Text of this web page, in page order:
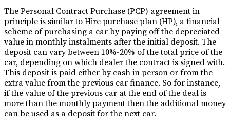
The Personal Contract Purchase (PCP) agreement in
principle is similar to Hire purchase plan (HP), a financial
scheme of purchasing a car by paying off the depreciated
value in monthly instalments after the initial deposit. The
deposit can vary between 10%-20% of the total price of the
car, depending on which dealer the contract is signed with.
This deposit is paid either by cash in person or from the
extra value from the previous car finance. So for instance,
if the value of the previous car at the end of the deal is
more than the monthly payment then the additional money
can be used as a deposit for the next car.